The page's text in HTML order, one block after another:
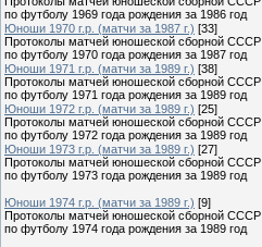
по футболу 1969 года рождения за 1986 год
Юноши 1970 г.р. (матчи за 1987 г.) [33]
Протоколы матчей юношеской сборной СССР
по футболу 1970 года рождения за 1987 год
Юноши 1971 г.р. (матчи за 1989 г.) [38]
Протоколы матчей юношеской сборной СССР
по футболу 1971 года рождения за 1989 год
Юноши 1972 г.р. (матчи за 1989 г.) [25]
Протоколы матчей юношеской сборной СССР
по футболу 1972 года рождения за 1989 год
Юноши 1973 г.р. (матчи за 1989 г.) [27]
Протоколы матчей юношеской сборной СССР
по футболу 1973 года рождения за 1989 год
Юноши 1974 г.р. (матчи за 1989 г.) [9]
Протоколы матчей юношеской сборной СССР
по футболу 1974 года рождения за 1989 год